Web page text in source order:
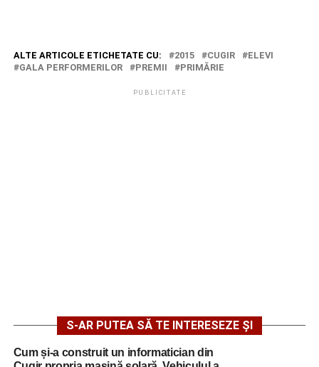
ALTE ARTICOLE ETICHETATE CU: 2015 CUGIR
ELEVI
GALA PERFORMERILOR
PREMII PRIMĂRIE
PUBLICITATE
S-AR PUTEA SĂ TE INTERESEZE ȘI
Cum și-a construit un informatician din